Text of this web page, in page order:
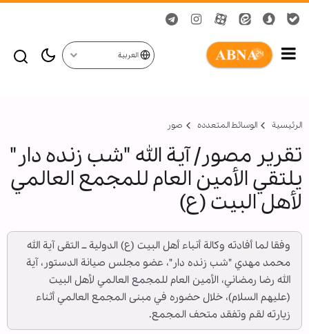
العربية
الرئيسية الوسائط المتعدده صور
تقرير مصور/ آية الله "شب زنده دار"
يلتقي الأمين العام للمجمع العالمي
لأهل البيت (ع)
وفقا لما أفادته وكالة أنباء أهل البيت (ع) الدولية ــ التقى آية الله
محمد مهدي "شب زنده دار"، عضو مجلس صيانة الدستور، آية
الله رضا رمضاني، الأمين العام للمجمع العالمي لأهل البيت
(عليهم السلام)، خلال حضوره في مبنى المجمع العالمي أثناء
زيارته لقم وتفقد متحف المجمع.